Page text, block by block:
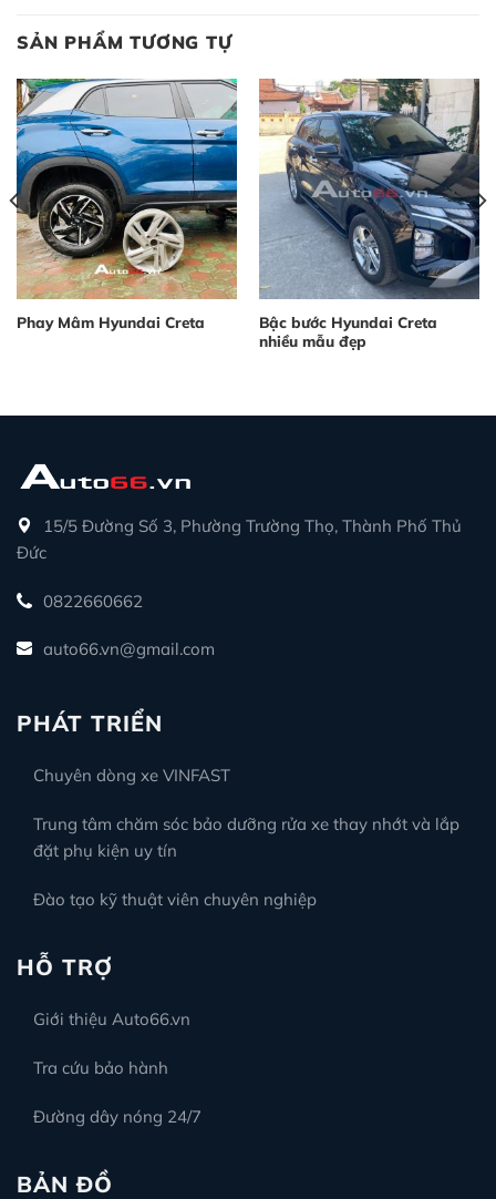
SẢN PHẨM TƯƠNG TỰ
Phay Mâm Hyundai Creta
Bậc bước Hyundai Creta
nhiều mẫu đẹp
15/5 Đường Số 3, Phường Trường Thọ, Thành Phố Thủ
Đức
0822660662
auto66.vn@gmail.com
PHÁT TRIỂN
Chuyên dòng xe VINFAST
Trung tâm chăm sóc bảo dưỡng rửa xe thay nhớt và lắp
đặt phụ kiện uy tín
Đào tạo kỹ thuật viên chuyên nghiệp
HỖ TRỢ
Giới thiệu Auto66.vn
Tra cứu bảo hành
Đường dây nóng 24/7
BẢN ĐỒ